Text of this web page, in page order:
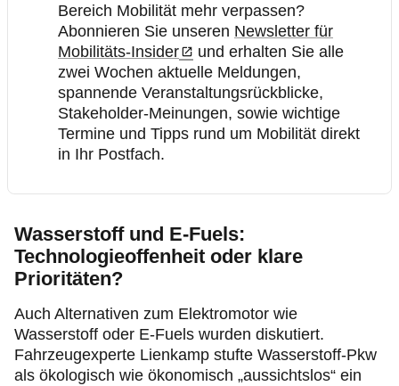
Bereich Mobilität mehr verpassen?
Abonnieren Sie unseren Newsletter für
Mobilitäts-Insider
und erhalten Sie alle
zwei Wochen aktuelle Meldungen,
spannende Veranstaltungsrückblicke,
Stakeholder-Meinungen, sowie wichtige
Termine und Tipps rund um Mobilität direkt
in Ihr Postfach.
Wasserstoff und E-Fuels:
Technologieoffenheit oder klare
Prioritäten?
Auch Alternativen zum Elektromotor wie
Wasserstoff oder E-Fuels wurden diskutiert.
Fahrzeugexperte Lienkamp stufte Wasserstoff-Pkw
als ökologisch wie ökonomisch „aussichtslos“ ein